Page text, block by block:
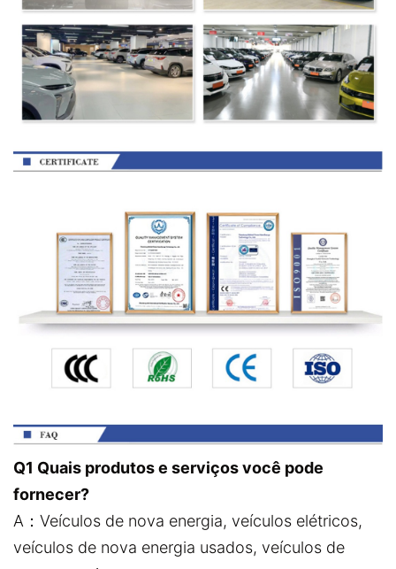
Q1 Quais produtos e serviços você pode
fornecer?
A：Veículos de nova energia, veículos elétricos,
veículos de nova energia usados, veículos de